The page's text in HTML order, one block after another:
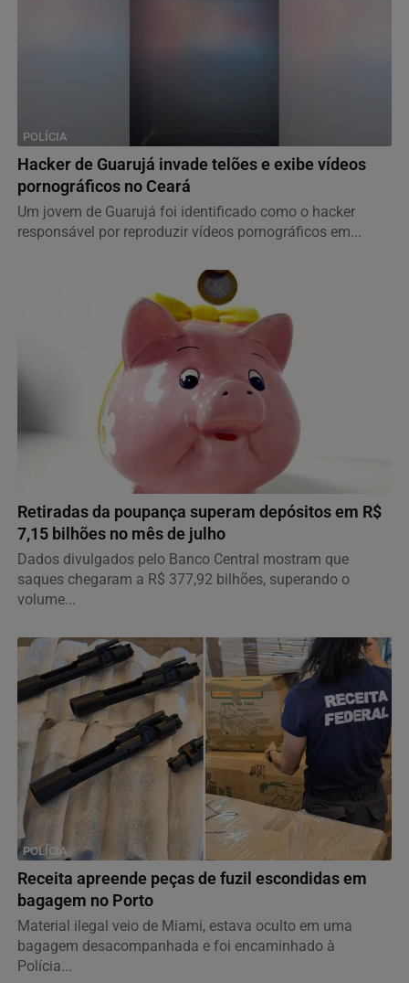
POLÍCIA
Hacker de Guarujá invade telões e exibe vídeos
pornográficos no Ceará
Um jovem de Guarujá foi identificado como o hacker
responsável por reproduzir vídeos pornográficos em...
Retiradas da poupança superam depósitos em R$
7,15 bilhões no mês de julho
Dados divulgados pelo Banco Central mostram que
saques chegaram a R$ 377,92 bilhões, superando o
volume...
POLÍCIA
Receita apreende peças de fuzil escondidas em
bagagem no Porto
Material ilegal veio de Miami, estava oculto em uma
bagagem desacompanhada e foi encaminhado à
Polícia...